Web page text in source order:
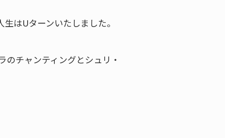
はUターンいたしました。
チャンティングとシュリ・